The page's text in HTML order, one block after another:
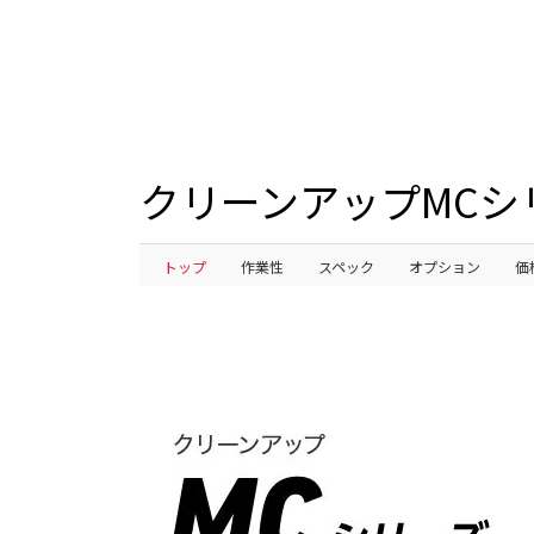
クリーンアップMCシ
トップ 作業性 スペック オプション 価